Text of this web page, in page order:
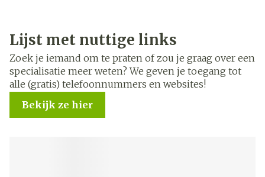
Lijst met nuttige links
Zoek je iemand om te praten of zou je graag over een
specialisatie meer weten? We geven je toegang tot
alle (gratis) telefoonnummers en websites!
Bekijk ze hier